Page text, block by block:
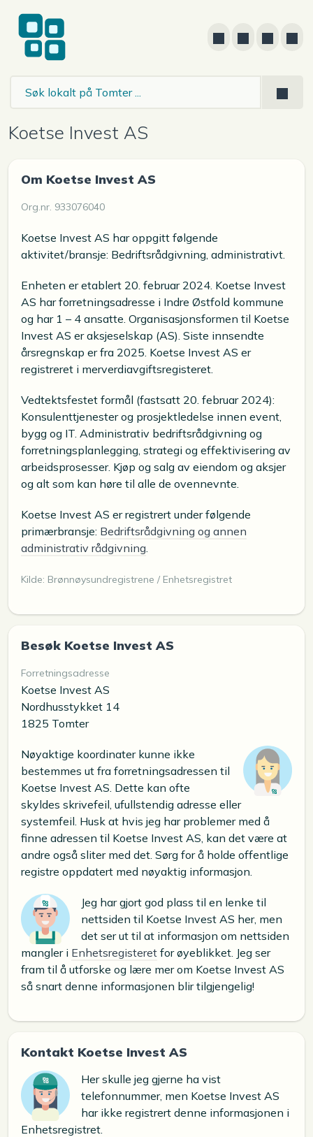
Koetse Invest AS
Om Koetse Invest AS
Org.nr. 933076040
Koetse Invest AS har oppgitt følgende
aktivitet/bransje: Bedriftsrådgivning, administrativt.
Enheten er etablert 20. februar 2024. Koetse Invest
AS har forretningsadresse i Indre Østfold kommune
og har 1 – 4 ansatte. Organisasjonsformen til Koetse
Invest AS er aksjeselskap (AS). Siste innsendte
årsregnskap er fra 2025. Koetse Invest AS er
registreret i merverdiavgiftsregisteret.
Vedtektsfestet formål (fastsatt 20. februar 2024):
Konsulenttjenester og prosjektledelse innen event,
bygg og IT. Administrativ bedriftsrådgivning og
forretningsplanlegging, strategi og effektivisering av
arbeidsprosesser. Kjøp og salg av eiendom og aksjer
og alt som kan høre til alle de ovennevnte.
Koetse Invest AS er registrert under følgende
primærbransje: Bedriftsrådgivning og annen
administrativ rådgivning
Kilde: Brønnøysundregistrene / Enhetsregistret
Besøk Koetse Invest AS
Forretningsadresse
Koetse Invest AS
Nordhusstykket 14
1825 Tomter
Nøyaktige koordinater kunne ikke
bestemmes ut fra forretningsadressen til
Koetse Invest AS. Dette kan ofte
skyldes skrivefeil, ufullstendig adresse eller
systemfeil. Husk at hvis jeg har problemer med å
finne adressen til Koetse Invest AS, kan det være at
andre også sliter med det. Sørg for å holde offentlige
registre oppdatert med nøyaktig informasjon.
Jeg har gjort god plass til en lenke til
nettsiden til Koetse Invest AS her, men
det ser ut til at informasjon om nettsiden
mangler i Enhetsregisteret for øyeblikket. Jeg ser
fram til å utforske og lære mer om Koetse Invest AS
så snart denne informasjonen blir tilgjengelig!
Kontakt Koetse Invest AS
Her skulle jeg gjerne ha vist
telefonnummer, men Koetse Invest AS
har ikke registrert denne informasjonen i
Enhetsregistret.